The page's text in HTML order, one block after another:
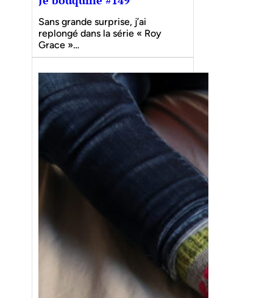
Sans grande surprise, j’ai
replongé dans la série « Roy
Grace »…